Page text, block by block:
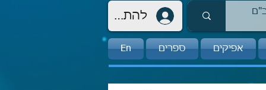
להתחברות
אפיקים ספרים En